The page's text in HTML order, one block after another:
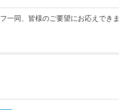
一同、皆様のご要望にお応えできま